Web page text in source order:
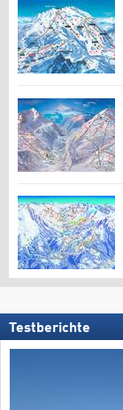
Testberichte